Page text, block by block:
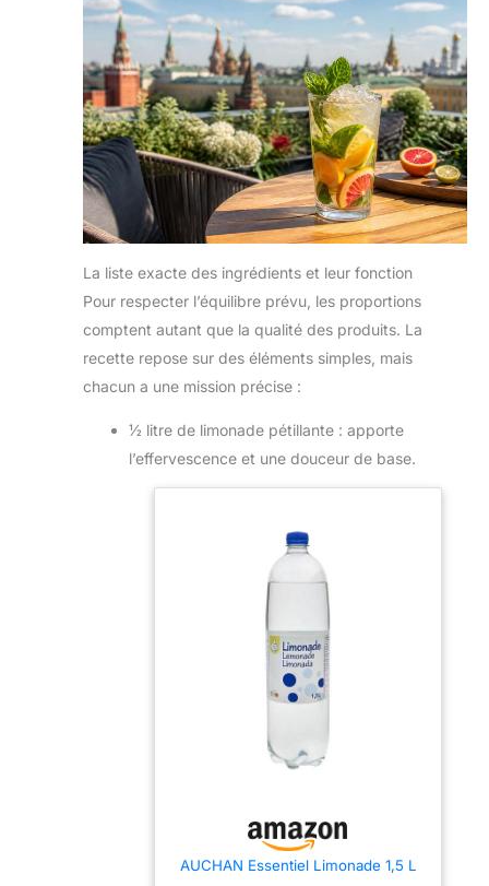
La liste exacte des ingrédients et leur fonction
Pour respecter l’équilibre prévu, les proportions
comptent autant que la qualité des produits. La
recette repose sur des éléments simples, mais
chacun a une mission précise :
½ litre de limonade pétillante : apporte
l’effervescence et une douceur de base.
AUCHAN Essentiel Limonade 1,5 L